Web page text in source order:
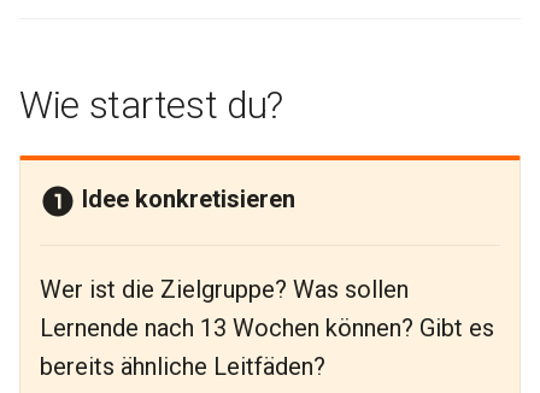
Wie startest du?
Idee konkretisieren
Wer ist die Zielgruppe? Was sollen
Lernende nach 13 Wochen können? Gibt es
bereits ähnliche Leitfäden?